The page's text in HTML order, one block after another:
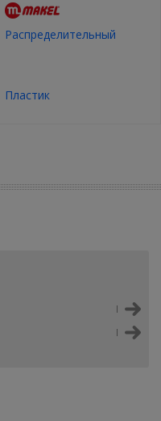
Распределительный
Пластик